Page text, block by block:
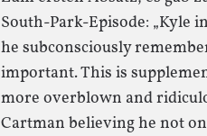
South-Park-Episode: „Kyle
he subconsciously
important. This is
more overblown and
Cartman believing he not